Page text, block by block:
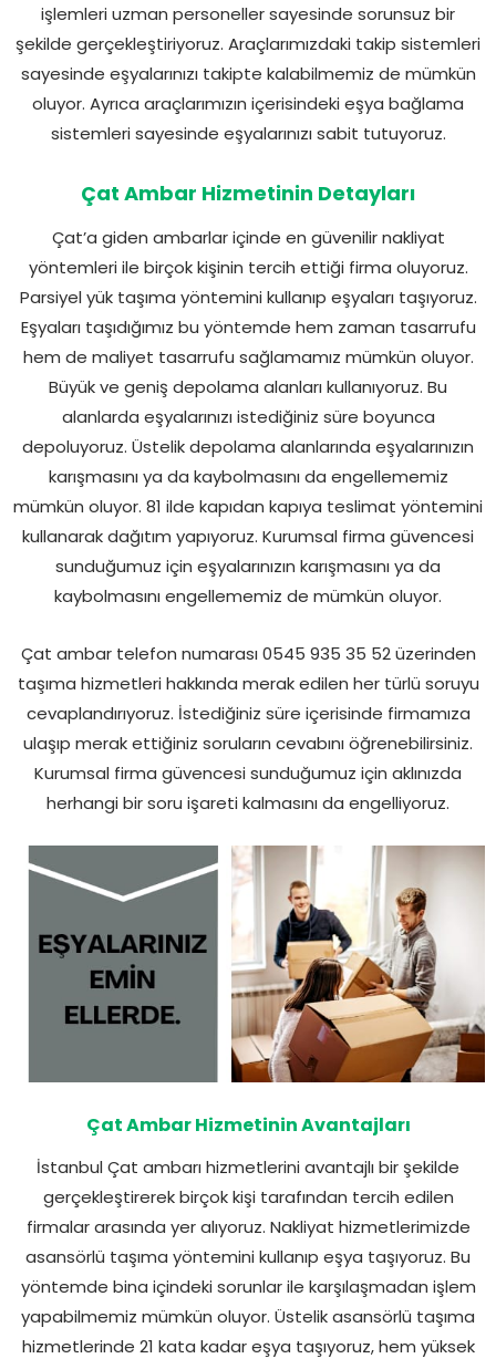
işlemleri uzman personeller sayesinde sorunsuz bir
şekilde gerçekleştiriyoruz. Araçlarımızdaki takip sistemleri
sayesinde eşyalarınızı takipte kalabilmemiz de mümkün
oluyor. Ayrıca araçlarımızın içerisindeki eşya bağlama
sistemleri sayesinde eşyalarınızı sabit tutuyoruz.
Çat Ambar Hizmetinin Detayları
Çat’a giden ambarlar içinde en güvenilir nakliyat
yöntemleri ile birçok kişinin tercih ettiği firma oluyoruz.
Parsiyel yük taşıma yöntemini kullanıp eşyaları taşıyoruz.
Eşyaları taşıdığımız bu yöntemde hem zaman tasarrufu
hem de maliyet tasarrufu sağlamamız mümkün oluyor.
Büyük ve geniş depolama alanları kullanıyoruz. Bu
alanlarda eşyalarınızı istediğiniz süre boyunca
depoluyoruz. Üstelik depolama alanlarında eşyalarınızın
karışmasını ya da kaybolmasını da engellememiz
mümkün oluyor. 81 ilde kapıdan kapıya teslimat yöntemini
kullanarak dağıtım yapıyoruz. Kurumsal firma güvencesi
sunduğumuz için eşyalarınızın karışmasını ya da
kaybolmasını engellememiz de mümkün oluyor.
Çat ambar telefon numarası 0545 935 35 52 üzerinden
taşıma hizmetleri hakkında merak edilen her türlü soruyu
cevaplandırıyoruz. İstediğiniz süre içerisinde firmamıza
ulaşıp merak ettiğiniz soruların cevabını öğrenebilirsiniz.
Kurumsal firma güvencesi sunduğumuz için aklınızda
herhangi bir soru işareti kalmasını da engelliyoruz.
Çat Ambar Hizmetinin Avantajları
İstanbul Çat ambarı hizmetlerini avantajlı bir şekilde
gerçekleştirerek birçok kişi tarafından tercih edilen
firmalar arasında yer alıyoruz. Nakliyat hizmetlerimizde
asansörlü taşıma yöntemini kullanıp eşya taşıyoruz. Bu
yöntemde bina içindeki sorunlar ile karşılaşmadan işlem
yapabilmemiz mümkün oluyor. Üstelik asansörlü taşıma
hizmetlerinde 21 kata kadar eşya taşıyoruz, hem yüksek